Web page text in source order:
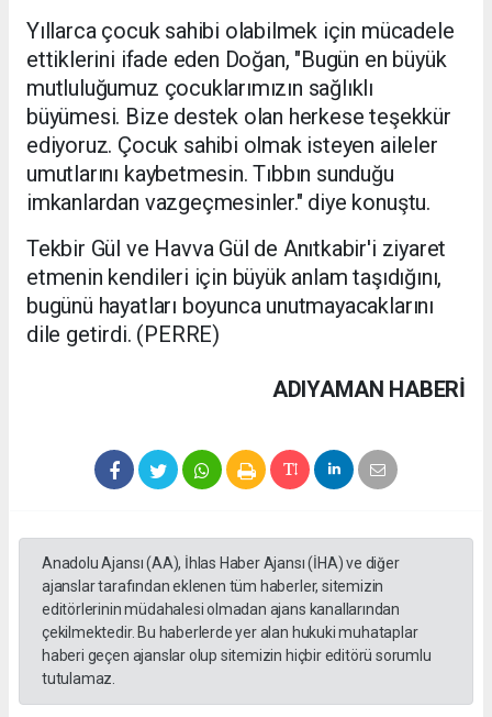
Yıllarca çocuk sahibi olabilmek için mücadele
ettiklerini ifade eden Doğan, "Bugün en büyük
mutluluğumuz çocuklarımızın sağlıklı
büyümesi. Bize destek olan herkese teşekkür
ediyoruz. Çocuk sahibi olmak isteyen aileler
umutlarını kaybetmesin. Tıbbın sunduğu
imkanlardan vazgeçmesinler." diye konuştu.
Tekbir Gül ve Havva Gül de Anıtkabir'i ziyaret
etmenin kendileri için büyük anlam taşıdığını,
bugünü hayatları boyunca unutmayacaklarını
dile getirdi. (PERRE)
ADIYAMAN HABERİ
Anadolu Ajansı (AA), İhlas Haber Ajansı (İHA) ve diğer
ajanslar tarafından eklenen tüm haberler, sitemizin
editörlerinin müdahalesi olmadan ajans kanallarından
çekilmektedir. Bu haberlerde yer alan hukuki muhataplar
haberi geçen ajanslar olup sitemizin hiçbir editörü sorumlu
tutulamaz.